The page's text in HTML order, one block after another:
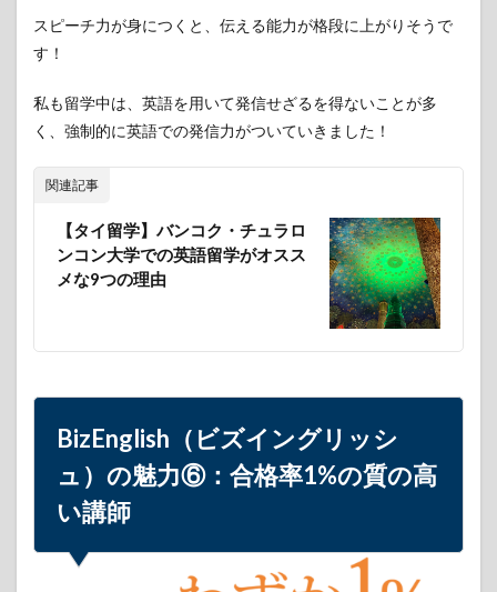
スピーチ力が身につくと、伝える能力が格段に上がりそうで
す！
私も留学中は、英語を用いて発信せざるを得ないことが多
く、強制的に英語での発信力がついていきました！
関連記事
【タイ留学】バンコク・チュラロ
ンコン大学での英語留学がオスス
メな9つの理由
BizEnglish（ビズイングリッシ
ュ）の魅力⑥：合格率1%の質の高
い講師